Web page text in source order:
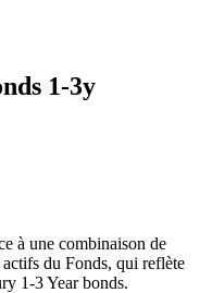
1-3y
à une combinaison de
du Fonds, qui reflète
1-3 Year bonds.